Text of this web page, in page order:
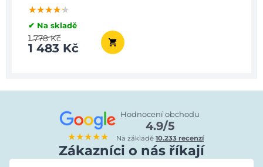
★★★★★
★★★★★
★★★★★
✔ Na skladě
1 483 Kč
1 778 Kč
★★★★★
Hodnocení obchodu
4.9/5
Na základě10.233 recenzí
Zákazníci o nás říkají